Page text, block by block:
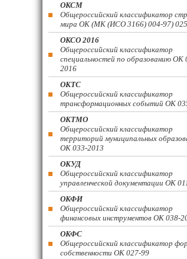
ОКСМ
Общероссийский классификатор
мира ОК (МК (ИСО 3166) 004-97)
ОКСО 2016
Общероссийский классификатор
специальностей по образованию ОК
2016
ОКТС
Общероссийский классификатор
трансформационных событий ОК
ОКТМО
Общероссийский классификатор
территорий муниципальных
ОК 033-2013
ОКУД
Общероссийский классификатор
управленческой документации ОК
ОКФИ
Общероссийский классификатор
финансовых инструментов OK 038-
ОКФС
Общероссийский классификатор
собственности ОК 027-99